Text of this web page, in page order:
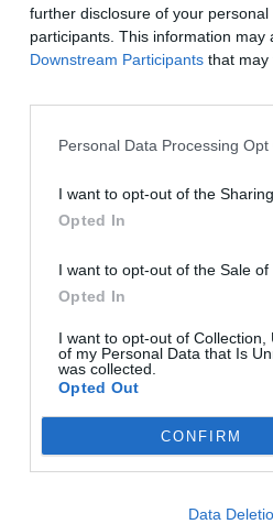
further disclosure of your
participants. This information
Downstream Participants that may
Personal Data Processing Opt
I want to opt-out of the
Opted In
I want to opt-out of the Sale of
Opted In
I want to opt-out of
of my Personal Data that Is
was collected.
Opted Out
CONFIRM
Data
le 7 février 2021 à 7h18.
Stamped
Vidéos
: